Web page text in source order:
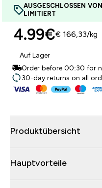
AUSGESCHLOSSEN
LIMITIERT
4.99€‎€ 166,33‎/kg
Auf Lager
Order before 00:30 for
30-day returns on all
Produktübersicht
Hauptvorteile